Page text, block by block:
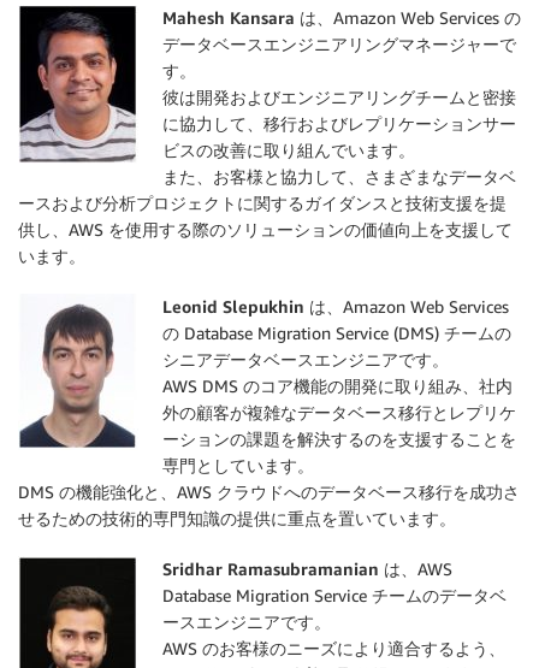
Mahesh Kansara は、Amazon Web Services の
データベースエンジニアリングマネージャーで
す。
彼は開発およびエンジニアリングチームと密接
に協力して、移行およびレプリケーションサー
ビスの改善に取り組んでいます。
また、お客様と協力して、さまざまなデータベ
ースおよび分析プロジェクトに関するガイダンスと技術支援を提
供し、AWS を使用する際のソリューションの価値向上を支援して
います。
Leonid Slepukhin は、Amazon Web Services
の Database Migration Service (DMS) チームの
シニアデータベースエンジニアです。
AWS DMS のコア機能の開発に取り組み、社内
外の顧客が複雑なデータベース移行とレプリケ
ーションの課題を解決するのを支援することを
専門としています。
DMS の機能強化と、AWS クラウドへのデータベース移行を成功さ
せるための技術的専門知識の提供に重点を置いています。
Sridhar Ramasubramanian は、AWS
Database Migration Service チームのデータベ
ースエンジニアです。
AWS のお客様のニーズにより適合するよう、